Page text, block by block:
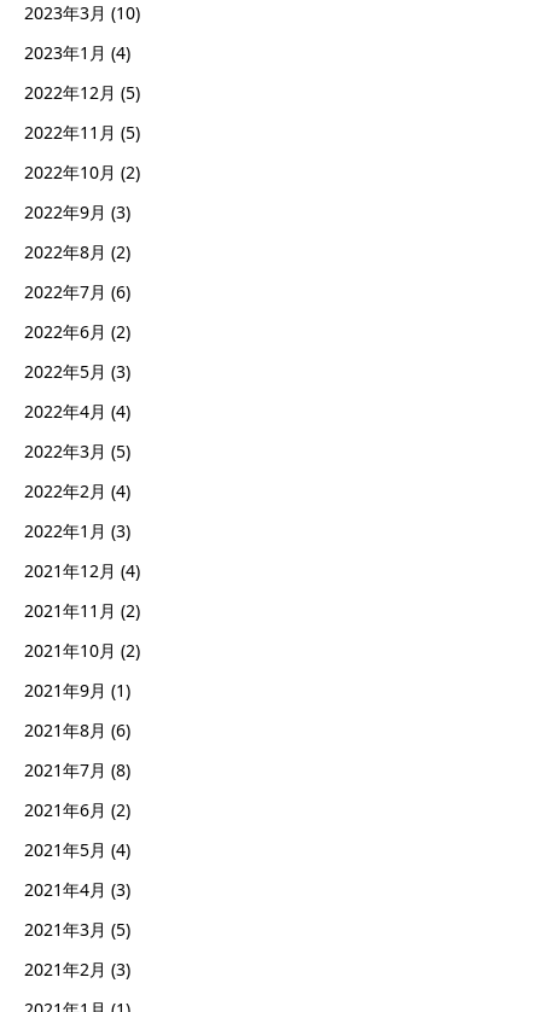
2023年3月 (10)
2023年1月 (4)
2022年12月 (5)
2022年11月 (5)
2022年10月 (2)
2022年9月 (3)
2022年8月 (2)
2022年7月 (6)
2022年6月 (2)
2022年5月 (3)
2022年4月 (4)
2022年3月 (5)
2022年2月 (4)
2022年1月 (3)
2021年12月 (4)
2021年11月 (2)
2021年10月 (2)
2021年9月 (1)
2021年8月 (6)
2021年7月 (8)
2021年6月 (2)
2021年5月 (4)
2021年4月 (3)
2021年3月 (5)
2021年2月 (3)